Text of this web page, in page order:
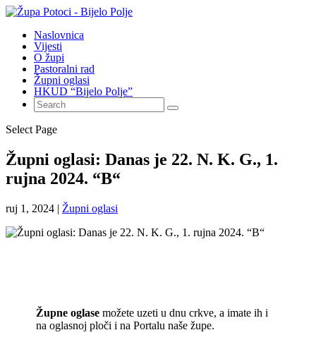
Naslovnica
Vijesti
O župi
Pastoralni rad
Župni oglasi
HKUD “Bijelo Polje”
Select Page
Župni oglasi: Danas je 22. N. K. G., 1.
rujna 2024. “B“
ruj 1, 2024 | Župni oglasi
Župne oglase možete uzeti u dnu crkve, a imate ih i
na oglasnoj ploči i na Portalu naše župe.